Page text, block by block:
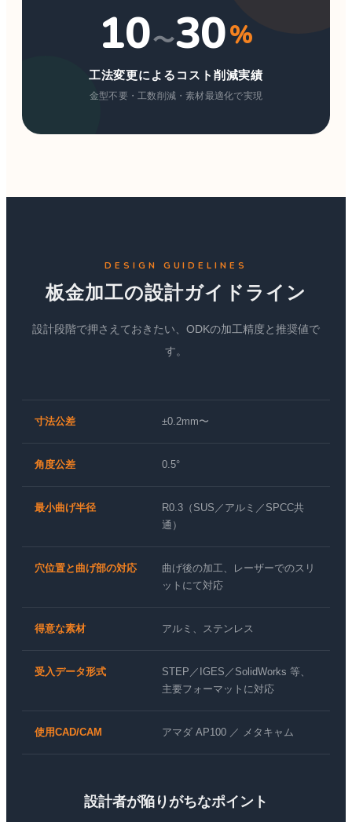
10〜30%
工法変更によるコスト削減実績
金型不要・工数削減・素材最適化で実現
DESIGN GUIDELINES
板金加工の設計ガイドライン
設計段階で押さえておきたい、ODKの加工精度と推奨値で
す。
寸法公差 ±0.2mm〜
角度公差 0.5°
最小曲げ半径
R0.3（SUS／アルミ／SPCC共
通）
穴位置と曲げ部の対応
曲げ後の加工、レーザーでのスリ
ットにて対応
得意な素材 アルミ、ステンレス
受入データ形式
STEP／IGES／SolidWorks 等、
主要フォーマットに対応
使用CAD/CAM アマダ AP100 ／ メタキャム
設計者が陥りがちなポイント